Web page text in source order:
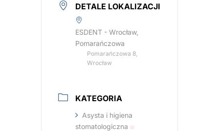
DETALE LOKALIZACJI
ESDENT - Wrocław,
Pomarańczowa
Pomarańczowa 8,
Wrocław
KATEGORIA
Asysta i higiena
stomatologiczna